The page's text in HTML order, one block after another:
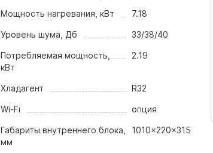
Мощность нагревания, кВт 7.18
Уровень шума, Дб 33/38/40
Потребляемая мощность,
кВт
2.19
Хладагент R32
Wi-Fi опция
Габариты внутреннего блока,
мм
1010x220x315